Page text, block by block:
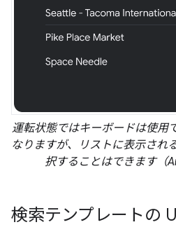
運転状態ではキーボードは使用
なりますが、リストに表示され
択することはできます（
検索テンプレートの